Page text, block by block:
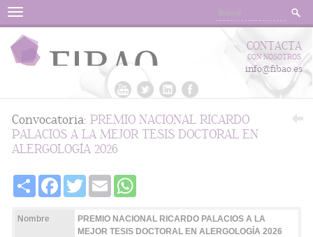
Menu
CONTACTA
CON NOSOTROS
info@fibao.es
Convocatoria: PREMIO NACIONAL RICARDO
PALACIOS A LA MEJOR TESIS DOCTORAL EN
ALERGOLOGÍA 2026
Share FacebookTwitter Email
Nombre
PREMIO NACIONAL RICARDO PALACIOS A LA
MEJOR TESIS DOCTORAL EN ALERGOLOGÍA 2026